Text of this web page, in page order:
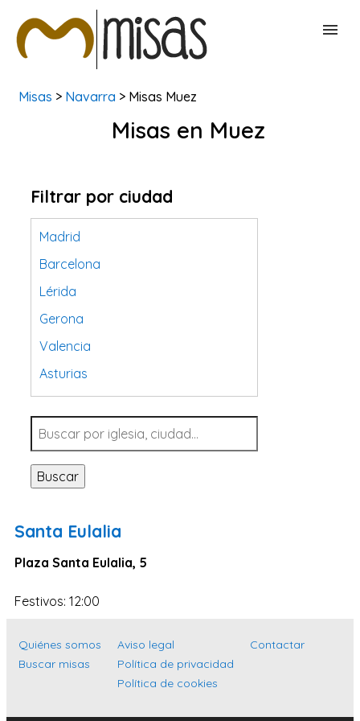
BUSCAR MISAS
Misas > Navarra > Misas Muez
Misas en Muez
Filtrar por ciudad
Madrid
Barcelona
Lérida
Gerona
Valencia
Asturias
Tarragona
Navarra
Valladolid
Sevilla
Santa Cruz de Tenerife
Cantabria
Islas Baleares
Málaga
Buscar
Santa Eulalia
Plaza Santa Eulalia, 5
Festivos: 12:00
Quiénes somos
Buscar misas
Aviso legal
Política de privacidad
Política de cookies
Contactar